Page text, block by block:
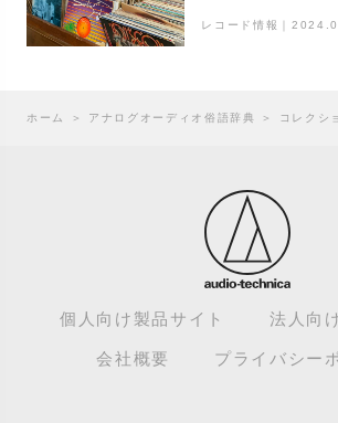
レコード情報｜
ホーム ＞ アナログオーディオ俗語辞典 ＞ コレクシ
個人向け製品サイト 法人向
会社概要 プライバシー